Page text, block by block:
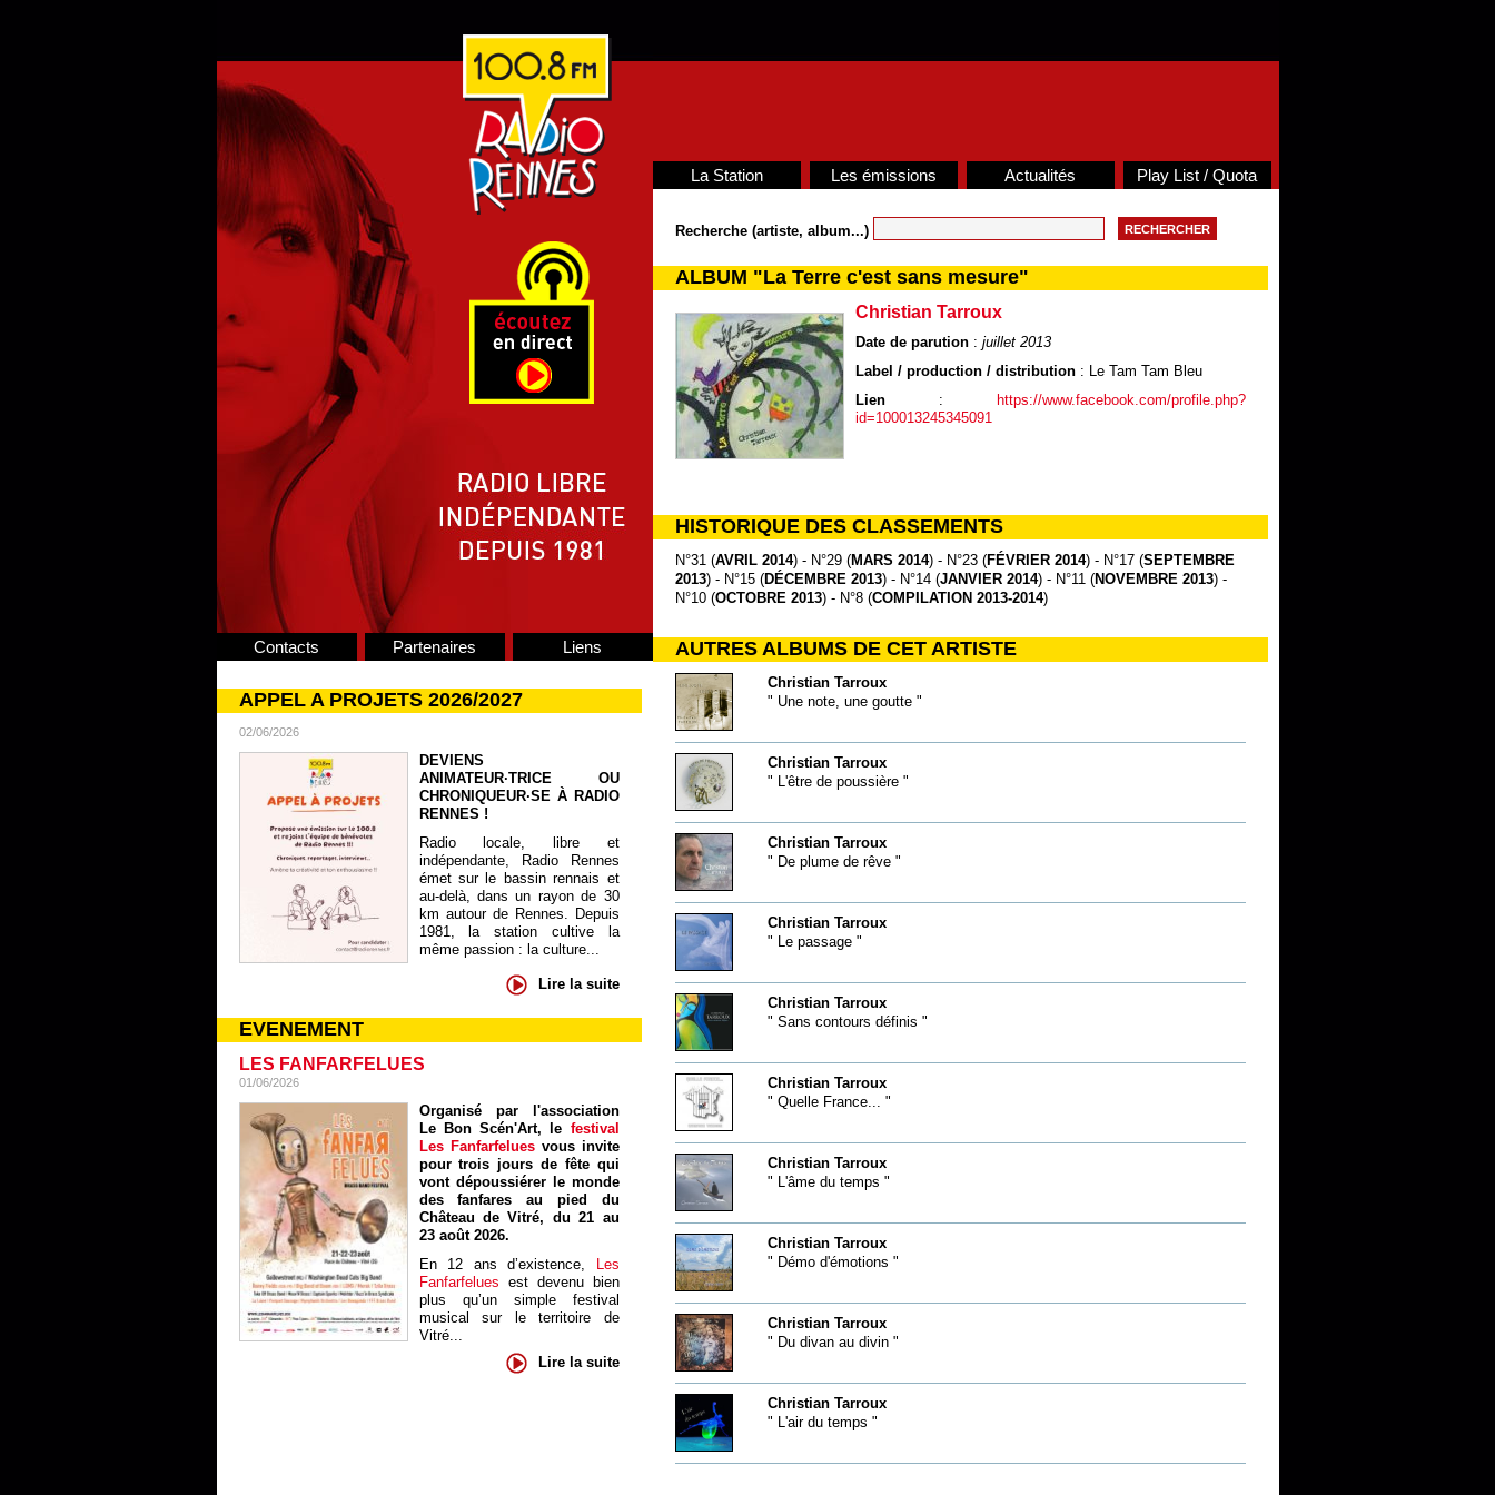
Contacts Partenaires Liens
APPEL A PROJETS 2026/2027
02/06/2026
DEVIENS
ANIMATEUR·TRICE OU
CHRONIQUEUR·SE À RADIO
RENNES !
Radio locale, libre et
indépendante, Radio Rennes
émet sur le bassin rennais et
au-delà, dans un rayon de 30
km autour de Rennes. Depuis
1981, la station cultive la
même passion : la culture...
Lire la suite
EVENEMENT
LES FANFARFELUES
01/06/2026
Organisé par l'association
Le Bon Scén'Art, le festival
Les Fanfarfelues vous invite
pour trois jours de fête qui
vont dépoussiérer le monde
des fanfares au pied du
Château de Vitré, du 21 au
23 août 2026.
En 12 ans d’existence, Les
Fanfarfelues est devenu bien
plus qu’un simple festival
musical sur le territoire de
Vitré...
Lire la suite
La Station Les émissions Actualités Play List / Quota
Recherche (artiste, album...)
ALBUM "La Terre c'est sans mesure"
Christian Tarroux
Date de parution: juillet 2013
Label / production / distribution: Le Tam Tam Bleu
Lien:
https://www.facebook.com/profile.php?
id=100013245345091
HISTORIQUE DES CLASSEMENTS
N°31 (AVRIL 2014) - N°29 (MARS 2014) - N°23 (FÉVRIER 2014) - N°17 (SEPTEMBRE
2013) - N°15 (DÉCEMBRE 2013) - N°14 (JANVIER 2014) - N°11 (NOVEMBRE 2013) -
N°10 (OCTOBRE 2013) - N°8 (COMPILATION 2013-2014)
AUTRES ALBUMS DE CET ARTISTE
Christian Tarroux
" Une note, une goutte "
Christian Tarroux
" L'être de poussière "
Christian Tarroux
" De plume de rêve "
Christian Tarroux
" Le passage "
Christian Tarroux
" Sans contours définis "
Christian Tarroux
" Quelle France... "
Christian Tarroux
" L'âme du temps "
Christian Tarroux
" Démo d'émotions "
Christian Tarroux
" Du divan au divin "
Christian Tarroux
" L'air du temps "